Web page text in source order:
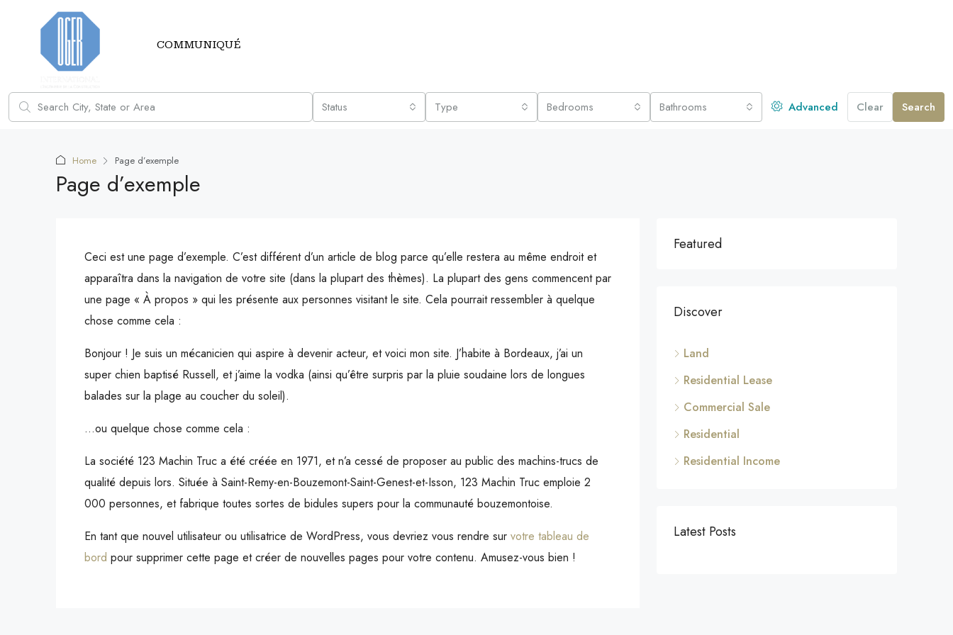
COMMUNIQUÉ
Status Type Bedrooms Bathrooms Advanced Clear Search
Home Page d’exemple
Page d’exemple
Ceci est une page d’exemple. C’est différent d’un article de blog parce qu’elle restera au même endroit et
apparaîtra dans la navigation de votre site (dans la plupart des thèmes). La plupart des gens commencent par
une page « À propos » qui les présente aux personnes visitant le site. Cela pourrait ressembler à quelque
chose comme cela :
Bonjour ! Je suis un mécanicien qui aspire à devenir acteur, et voici mon site. J’habite à Bordeaux, j’ai un
super chien baptisé Russell, et j’aime la vodka (ainsi qu’être surpris par la pluie soudaine lors de longues
balades sur la plage au coucher du soleil).
…ou quelque chose comme cela :
La société 123 Machin Truc a été créée en 1971, et n’a cessé de proposer au public des machins-trucs de
qualité depuis lors. Située à Saint-Remy-en-Bouzemont-Saint-Genest-et-Isson, 123 Machin Truc emploie 2
000 personnes, et fabrique toutes sortes de bidules supers pour la communauté bouzemontoise.
En tant que nouvel utilisateur ou utilisatrice de WordPress, vous devriez vous rendre sur votre tableau de
bord pour supprimer cette page et créer de nouvelles pages pour votre contenu. Amusez-vous bien !
Featured
Discover
Land
Residential Lease
Commercial Sale
Residential
Residential Income
Latest Posts